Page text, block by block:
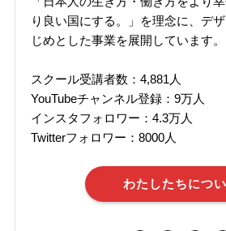
り良い国にする。」を理念に、デ
じめとした事業を展開しています。
スクール受講者数：4,881人
YouTubeチャンネル登録：9万人
インスタフォロワー：4.3万人
Twitterフォロワー：8000人
わたしたちにつ